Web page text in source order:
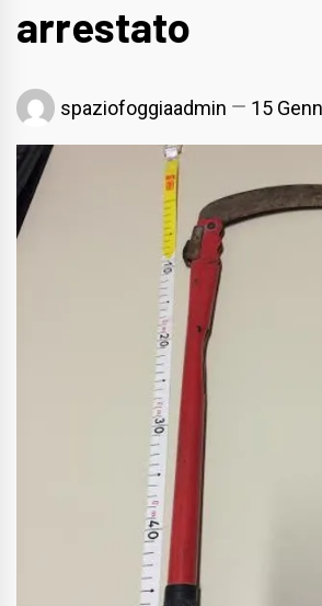
arrestato
spaziofoggiaadmin 15